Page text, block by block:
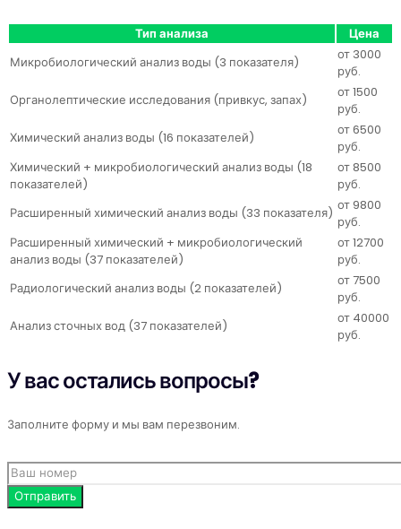
Тип анализа
Цена
Микробиологический анализ воды (3 показателя)
от 3000
руб.
Органолептические исследования (привкус, запах)
от 1500
руб.
Химический анализ воды (16 показателей)
от 6500
руб.
Химический + микробиологический анализ воды (18
показателей)
от 8500
руб.
Расширенный химический анализ воды (33 показателя) от 9800
руб.
Расширенный химический + микробиологический
анализ воды (37 показателей)
от 12700
руб.
Радиологический анализ воды (2 показателей)
от 7500
руб.
Анализ сточных вод (37 показателей)
от 40000
руб.
У вас остались вопросы?
Заполните форму и мы вам перезвоним.